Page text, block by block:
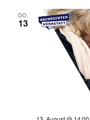
DO.
13